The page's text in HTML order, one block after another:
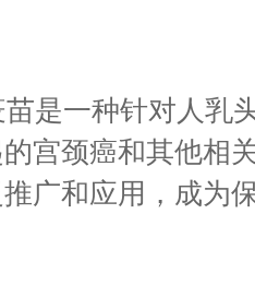
是一种针对人乳
宫颈癌和其他相
广和应用，成为